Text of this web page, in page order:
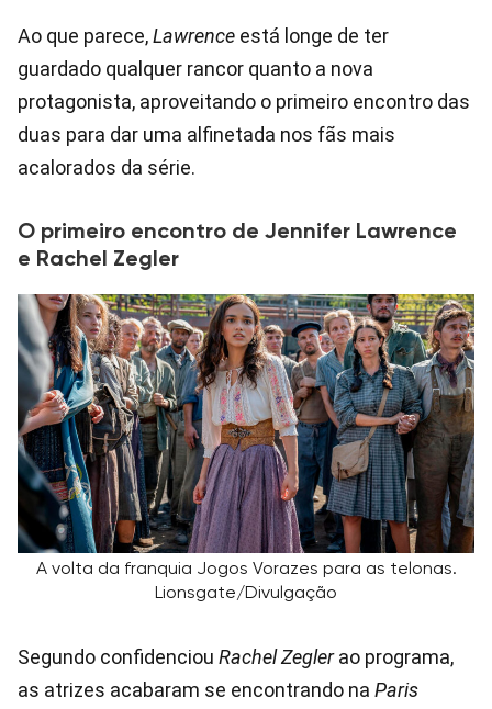
Ao que parece,Lawrence está longe de ter
guardado qualquer rancor quanto a nova
protagonista, aproveitando o primeiro encontro das
duas para dar uma alfinetada nos fãs mais
acalorados da série.
O primeiro encontro de Jennifer Lawrence
e Rachel Zegler
A volta da franquia Jogos Vorazes para as telonas.
Lionsgate/Divulgação
Segundo confidenciou Rachel Zeglerao programa,
as atrizes acabaram se encontrando na Paris